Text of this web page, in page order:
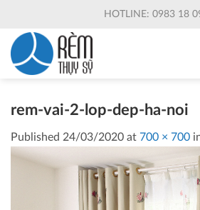
content
HOTLINE: 0983 18
rem-vai-2-lop-dep-ha-noi
Published 24/03/2020 at 700 × 700